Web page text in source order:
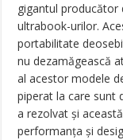
gigantul producător
ultrabook-urilor.
portabilitate
nu dezamăgească
al acestor modele
piperat la care sunt
a rezolvat şi
performanţa şi